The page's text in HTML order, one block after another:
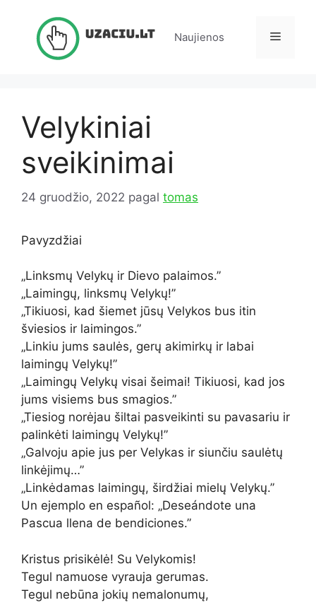
Naujienos Meniu
Velykiniai
sveikinimai
24 gruodžio, 2022 pagal tomas
Pavyzdžiai
„Linksmų Velykų ir Dievo palaimos.”
„Laimingų, linksmų Velykų!”
„Tikiuosi, kad šiemet jūsų Velykos bus itin
šviesios ir laimingos.”
„Linkiu jums saulės, gerų akimirkų ir labai
laimingų Velykų!”
„Laimingų Velykų visai šeimai! Tikiuosi, kad jos
jums visiems bus smagios.”
„Tiesiog norėjau šiltai pasveikinti su pavasariu ir
palinkėti laimingų Velykų!”
„Galvoju apie jus per Velykas ir siunčiu saulėtų
linkėjimų…”
„Linkėdamas laimingų, širdžiai mielų Velykų.”
Un ejemplo en español: „Deseándote una
Pascua llena de bendiciones.”
Kristus prisikėlė! Su Velykomis!
Tegul namuose vyrauja gerumas.
Tegul nebūna jokių nemalonumų,